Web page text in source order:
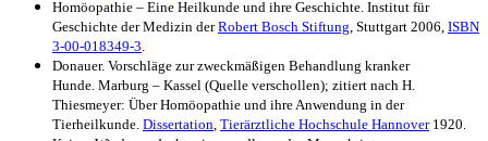
Homöopathie – Eine Heilkunde und ihre Geschichte. Institut für
Geschichte der Medizin derRobert Bosch Stiftung, Stuttgart 2006, ISBN
3-00-018349-3.
Donauer. Vorschläge zur zweckmäßigen Behandlung kranker
Hunde. Marburg – Kassel (Quelle verschollen); zitiert nach H.
Thiesmeyer: Über Homöopathie und ihre Anwendung in der
Tierheilkunde. Dissertation, Tierärztliche Hochschule Hannover1920.